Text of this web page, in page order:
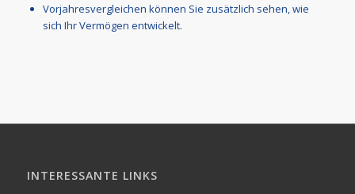
Vorjahresvergleichen können Sie zusätzlich sehen, wie
sich Ihr Vermögen entwickelt.
INTERESSANTE LINKS